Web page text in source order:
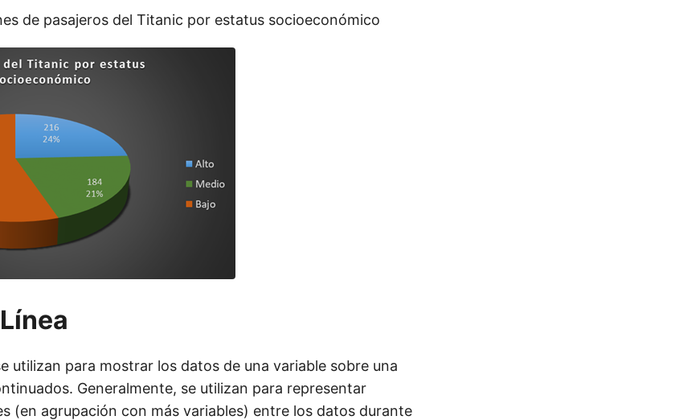
de pasajeros del Titanic por estatus socioeconómico
utilizan para mostrar los datos de una variable sobre una
Generalmente, se utilizan para representar
(en agrupación con más variables) entre los datos durante